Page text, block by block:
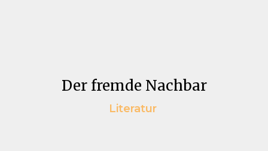
Der fremde Nachbar
Literatur